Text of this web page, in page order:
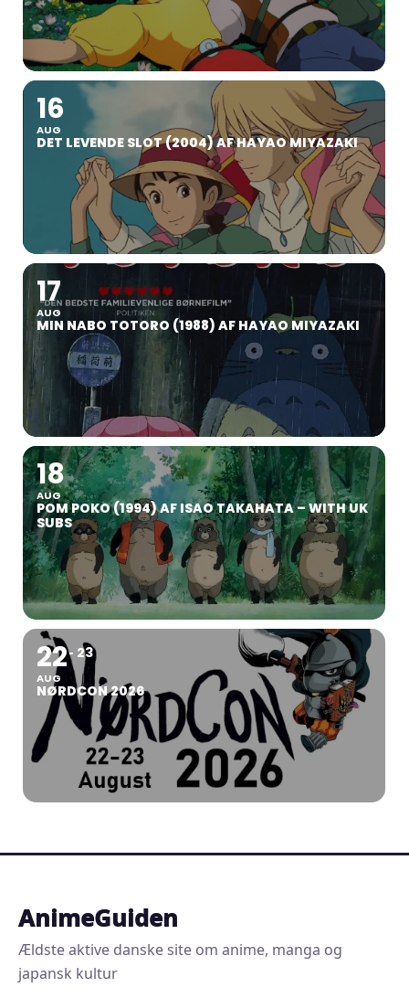
16
AUG
DET LEVENDE SLOT (2004) AF HAYAO MIYAZAKI
17
AUG
MIN NABO TOTORO (1988) AF HAYAO MIYAZAKI
18
AUG
POM POKO (1994) AF ISAO TAKAHATA – WITH UK
SUBS
22
AUG
23
NØRDCON 2026
AnimeGuiden
Ældste aktive danske site om anime, manga og
japansk kultur